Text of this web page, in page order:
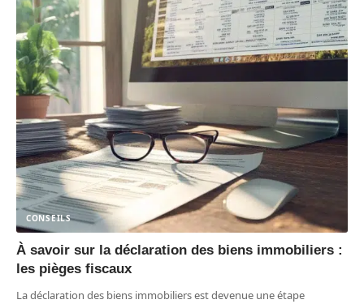
CONSEILS
À savoir sur la déclaration des biens immobiliers :
les pièges fiscaux
La déclaration des biens immobiliers est devenue une étape